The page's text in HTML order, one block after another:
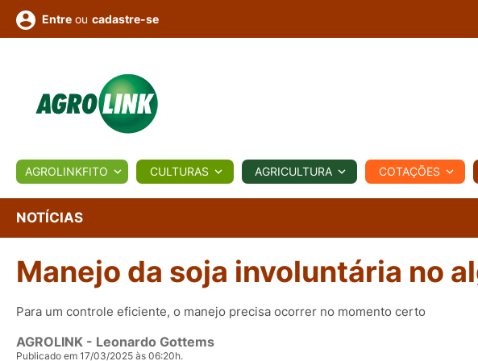
BIOLÓGICOS COTAÇÕES NOTÍCIAS AGROTEMPO REGIONAL
Conversor Colunistas Eventos
e
Vídeos
Entre ou cadastre-se
AGROLINKFITO CULTURAS AGRICULTURA COTAÇÕES
NOTÍCIAS
Manejo da soja involuntária no
Para um controle eficiente, o manejo precisa ocorrer no momento certo
AGROLINK - Leonardo Gottems
Publicado em 17/03/2025 às 06:20h.